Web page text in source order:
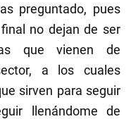
preguntado, pues
no dejan de ser
que vienen de
a los cuales
sirven para seguir
llenándome de